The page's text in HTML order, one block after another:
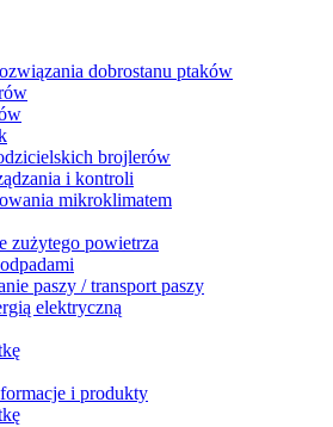
dobrostanu ptaków
brojlerów
i kontroli
mikroklimatem
zużytego powietrza
paszy / transport paszy
elektryczną
i produkty